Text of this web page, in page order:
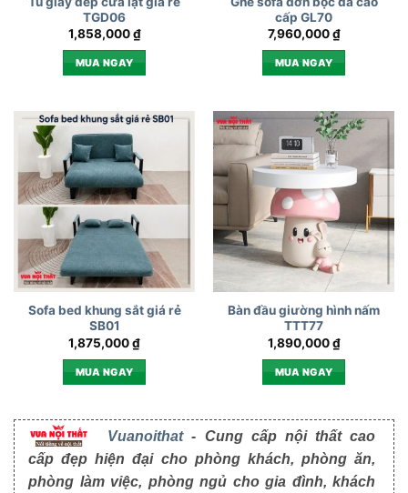
TGD06
1,858,000₫
MUA NGAY
cấp GL70
7,960,000₫
MUA NGAY
Sofa bed khung sắt giá rẻ
SB01
1,875,000₫
MUA NGAY
Bàn đầu giường hình nấm
TTT77
1,890,000₫
MUA NGAY
Vuanoithat- Cung cấp nội thất cao
cấp đẹp hiện đại cho phòng khách, phòng ăn,
phòng làm việc, phòng ngủ cho gia đình, khách